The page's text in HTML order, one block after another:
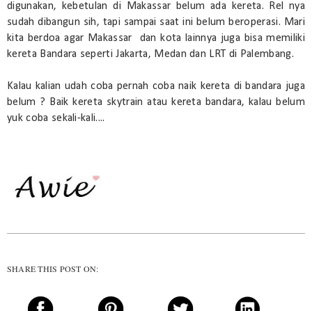
digunakan, kebetulan di Makassar belum ada kereta. Rel nya
sudah dibangun sih, tapi sampai saat ini belum beroperasi. Mari
kita berdoa agar Makassar dan kota lainnya juga bisa memiliki
kereta Bandara seperti Jakarta, Medan dan LRT di Palembang.
Kalau kalian udah coba pernah coba naik kereta di bandara juga
belum ? Baik kereta skytrain atau kereta bandara, kalau belum
yuk coba sekali-kali....
SHARE THIS POST ON: